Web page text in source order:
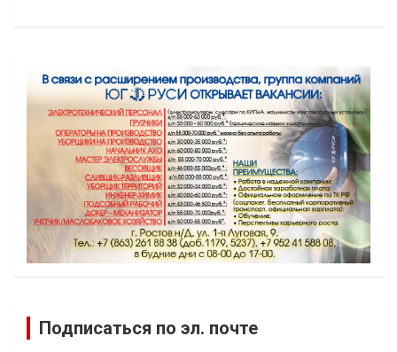
Подписаться по эл. почте